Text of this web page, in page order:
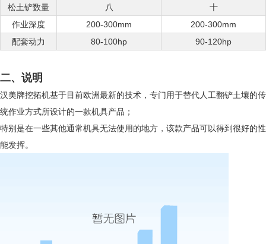
松土铲数量
八
十
作业深度
200-300mm
200-300mm
配套动力
80-100hp 90-120hp
二、说明
汉美牌挖拓机基于目前欧洲最新的技术，专门用于替代人工翻铲土壤的传
统作业方式所设计的一款机具产品；
特别是在一些其他通常机具无法使用的地方，该款产品可以得到很好的性
能发挥。